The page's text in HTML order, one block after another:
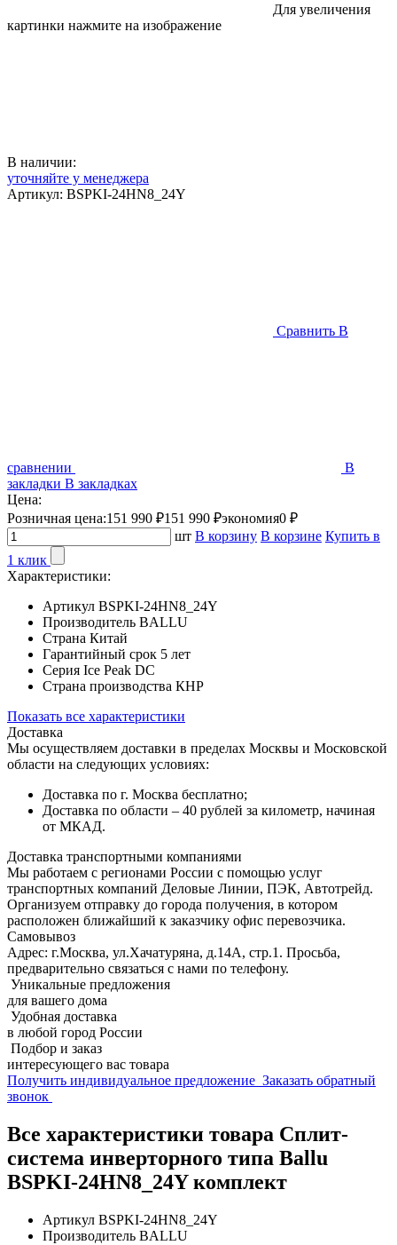
Для увеличения
картинки нажмите на изображение
В наличии:
уточняйте у менеджера
Артикул: BSPKI-24HN8_24Y
Сравнить В
сравнении
В
закладки В закладках
Цена:
Розничная цена:151 990 ₽151 990 ₽экономия0 ₽
шт В корзину В корзине Купить в
1 клик
Характеристики:
Артикул BSPKI-24HN8_24Y
Производитель BALLU
Страна Китай
Гарантийный срок 5 лет
Серия Ice Peak DC
Страна производства КНР
Показать все характеристики
Доставка
Мы осуществляем доставки в пределах Москвы и Московской
области на следующих условиях:
Доставка по г. Москва бесплатно;
Доставка по области – 40 рублей за километр, начиная
от МКАД.
Доставка транспортными компаниями
Мы работаем с регионами России с помощью услуг
транспортных компаний Деловые Линии, ПЭК, Автотрейд.
Организуем отправку до города получения, в котором
расположен ближайший к заказчику офис перевозчика.
Самовывоз
Адрес: г.Москва, ул.Хачатуряна, д.14А, стр.1. Просьба,
предварительно связаться с нами по телефону.
Уникальные предложения
для вашего дома
Удобная доставка
в любой город России
Подбор и заказ
интересующего вас товара
Получить индивидуальное предложение Заказать обратный
звонок
Все характеристики товара Сплит-
система инверторного типа Ballu
BSPKI-24HN8_24Y комплект
Артикул BSPKI-24HN8_24Y
Производитель BALLU